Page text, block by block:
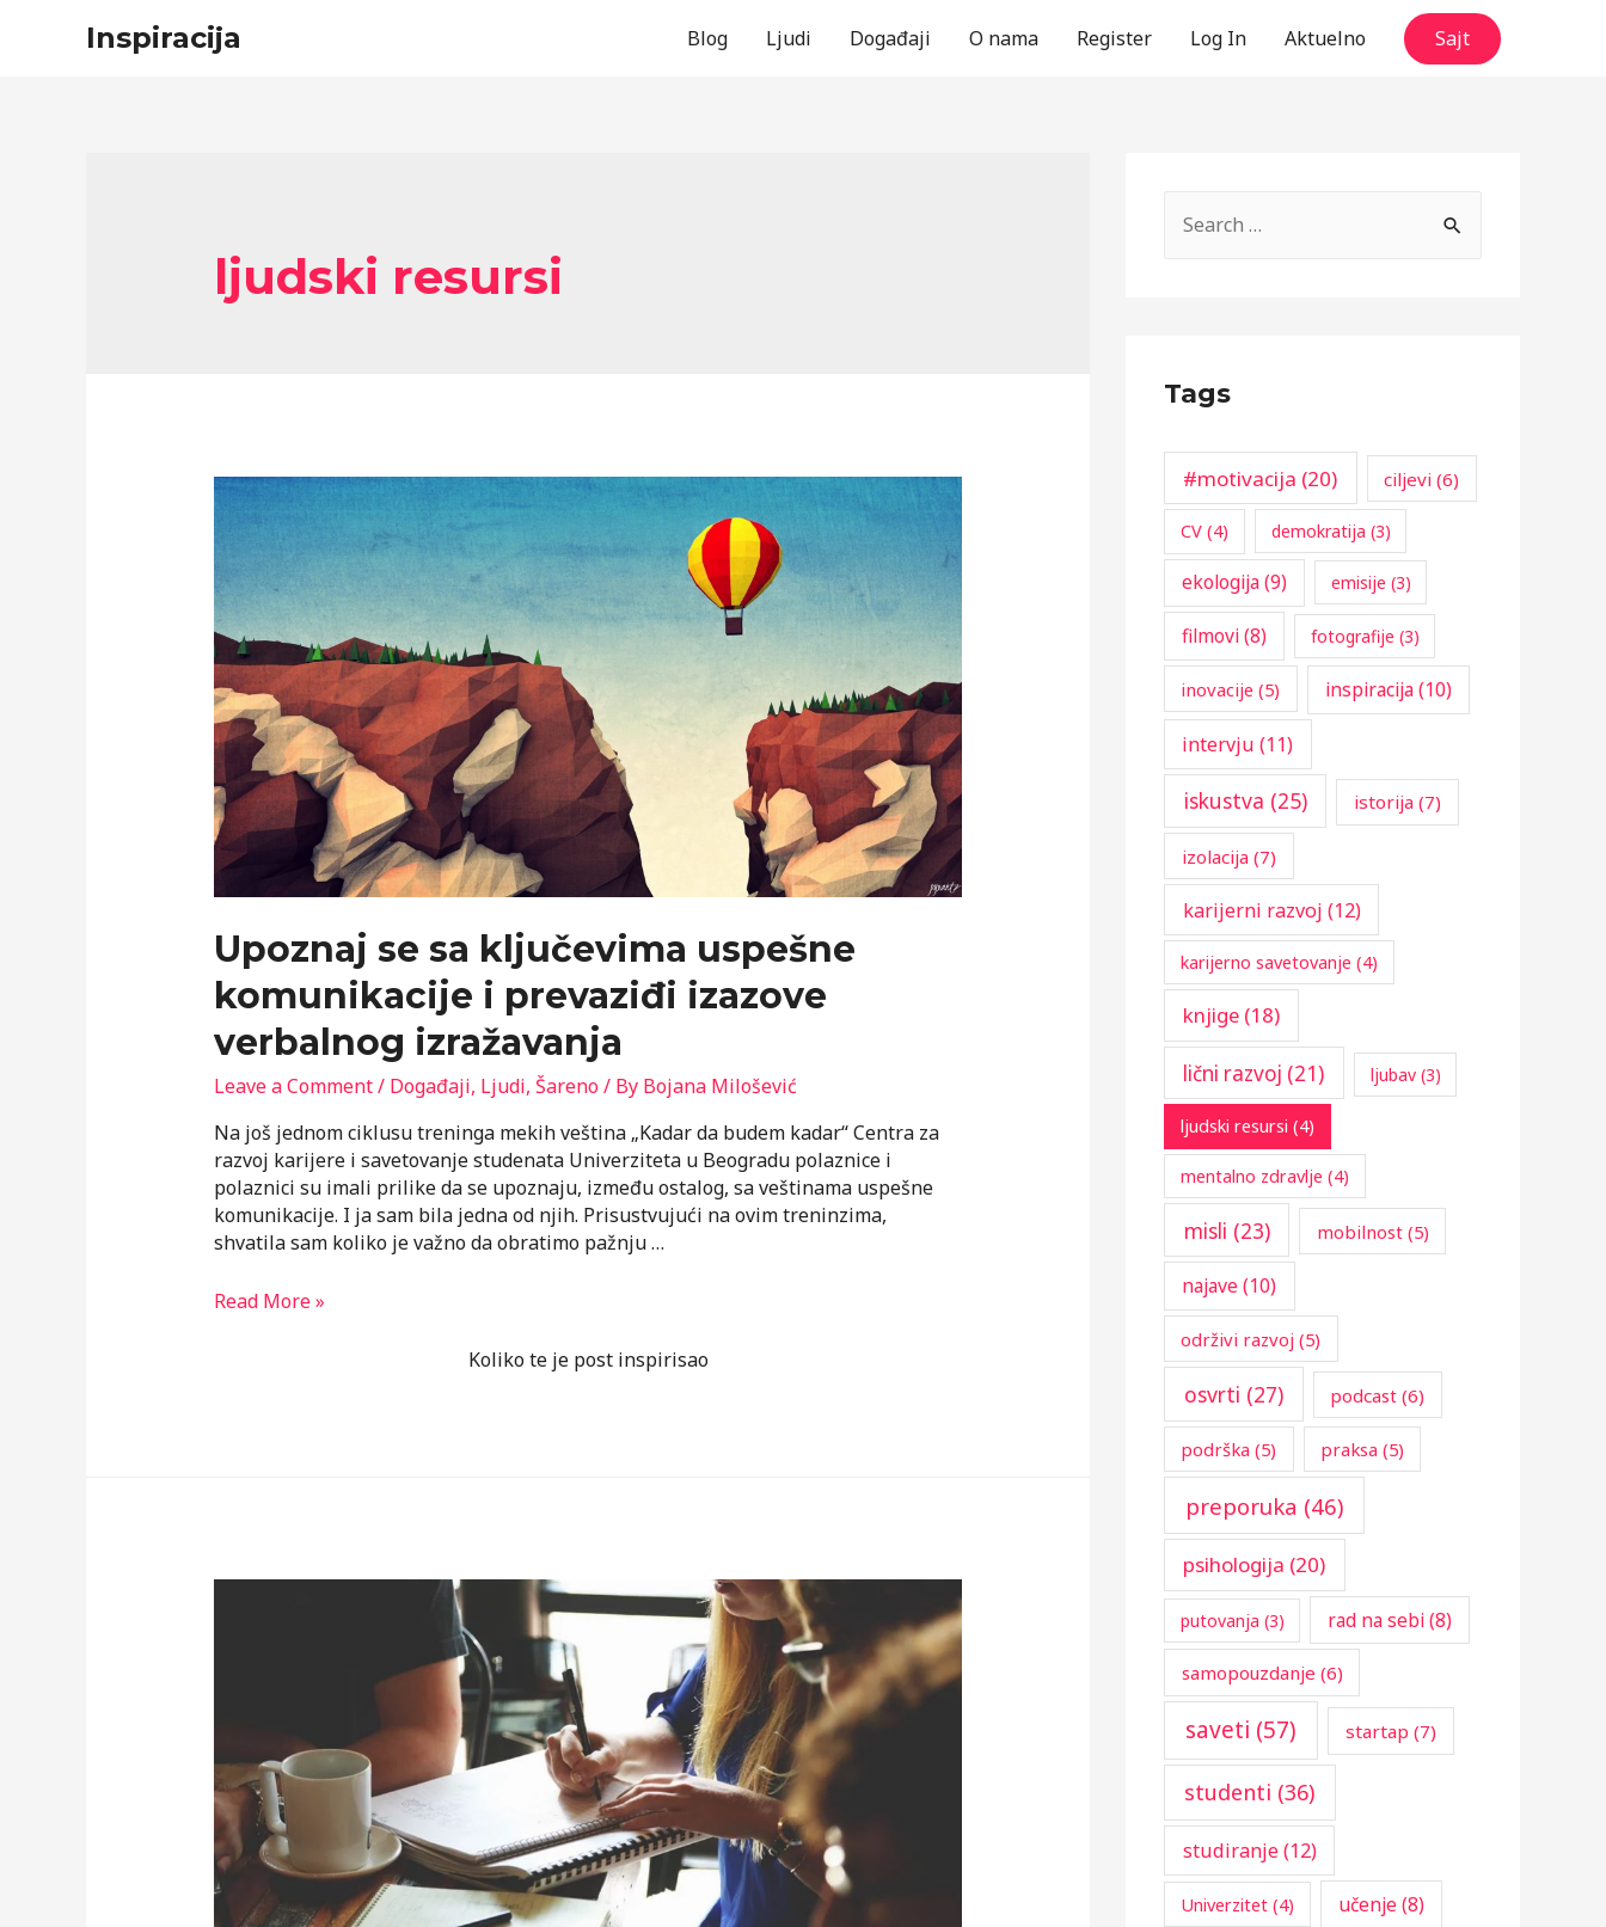
Inspiracija Blog Ljudi Događaji O nama Register Log In Aktuelno Sajt
ljudski resursi
Upoznaj se sa ključevima uspešne
komunikacije i prevaziđi izazove
verbalnog izražavanja
Leave a Comment/ Događaji, Ljudi, Šareno/ By Bojana Milošević
Na još jednom ciklusu treninga mekih veština „Kadar da budem kadar“ Centra za
razvoj karijere i savetovanje studenata Univerziteta u Beogradu polaznice i
polaznici su imali prilike da se upoznaju, između ostalog, sa veštinama uspešne
komunikacije. I ja sam bila jedna od njih. Prisustvujući na ovim treninzima,
shvatila sam koliko je važno da obratimo pažnju …
Upoznaj
izražavanja
Read More »
Koliko te je post inspirisao
h
r
:
Tags
#motivacija (20) ciljevi (6)
CV(4) demokratija (3)
ekologija(9) emisije (3)
filmovi(8) fotografije (3)
inovacije (5) inspiracija(10)
intervju (11)
iskustva (25) istorija (7)
izolacija (7)
karijerni razvoj (12)
karijerno savetovanje (4)
knjige (18)
lični razvoj (21) ljubav(3)
ljudski resursi (4)
mentalno zdravlje (4)
misli (23) mobilnost(5)
najave(10)
održivi razvoj (5)
osvrti (27) podcast (6)
podrška (5) praksa (5)
preporuka (46)
psihologija (20)
putovanja (3) rad na sebi(8)
samopouzdanje (6)
saveti (57) startap (7)
studenti (36)
studiranje(12)
Univerzitet(4) učenje(8)